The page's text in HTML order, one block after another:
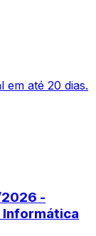
até 20 dias.
2026 -
Informática